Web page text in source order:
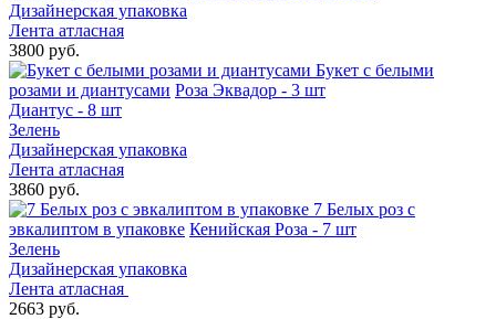
Дизайнерская упаковка
Лента атласная
3800 руб.
Букет с белыми
розами и диантусами Роза Эквадор - 3 шт
Диантус - 8 шт
Зелень
Дизайнерская упаковка
Лента атласная
3860 руб.
7 Белых роз с
эвкалиптом в упаковке Кенийская Роза - 7 шт
Зелень
Дизайнерская упаковка
Лента атласная
2663 руб.